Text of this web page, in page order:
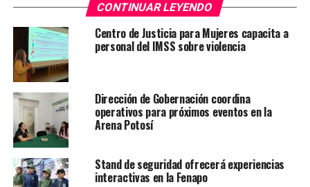
Es un procedimiento indoloro, sencillo y preciso, para
tomar la temperatura de la superficie del seno e
identificar patrones térmicos anormales en los tejidos
mamarios que puedan indicar la presencia de cáncer de
mama.
Las pruebas se aplicarán de forma aleatoria, durante los
siguientes ocho meses, a mujeres que acudan a
practicarse una mastografía a clínicas de Salud Digna
en las ciudades mencionadas.
CONTINUAR LEYENDO
Centro de Justicia para Mujeres capacita a
personal del IMSS sobre violencia
Dirección de Gobernación coordina
operativos para próximos eventos en la
Arena Potosí
Stand de seguridad ofrecerá experiencias
interactivas en la Fenapo